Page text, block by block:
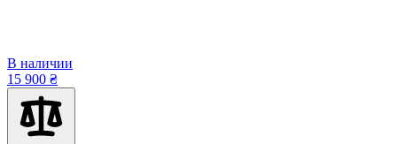
В наличии
15 900 ₴